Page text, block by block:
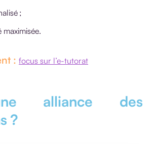
;
: focus sur l’e-tutorat
alliance des
?